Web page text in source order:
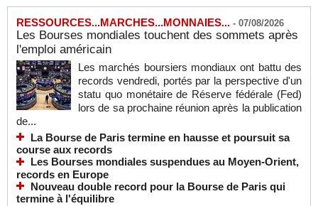
RESSOURCES...MARCHES...MONNAIES... - 07/08/2026
Les Bourses mondiales touchent des sommets après
l'emploi américain
Les marchés boursiers mondiaux ont battu des
records vendredi, portés par la perspective d'un
statu quo monétaire de Réserve fédérale (Fed)
lors de sa prochaine réunion après la publication
de...
La Bourse de Paris termine en hausse et poursuit sa
course aux records
Les Bourses mondiales suspendues au Moyen-Orient,
records en Europe
Nouveau double record pour la Bourse de Paris qui
termine à l'équilibre